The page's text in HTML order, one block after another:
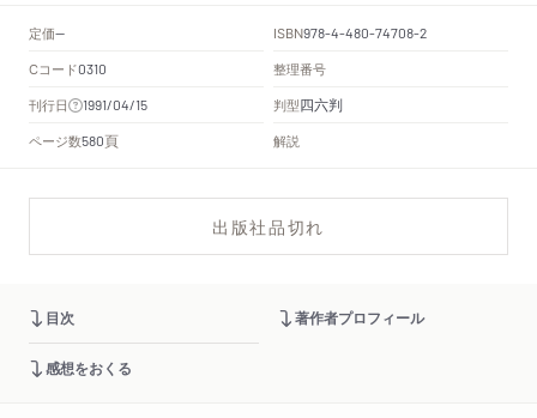
定価-- ISBN978-4-480-74708-2
Cコード0310
整理番号
刊行日
1991/04/15 判型四六判
ページ数580頁 解説
出版社品切れ
目次 著作者プロフィール
感想をおくる